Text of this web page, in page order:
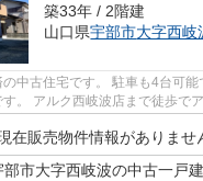
築33年 / 2階建
山口県宇部市大字西岐
中古住宅です。 駐車も4台可
。 アルク西岐波店まで徒歩で
在販売物件情報がありませ
部市大字西岐波の中古一戸